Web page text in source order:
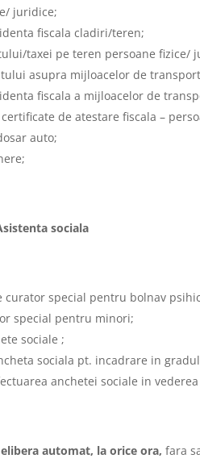
juridice;
fiscala cladiri/teren;
taxei pe teren persoane fizice/
asupra mijloacelor de
fiscala a mijloacelor de
de atestare fiscala –
auto;
sociala
curator special pentru bolnav
special pentru minori;
sociale ;
sociala pt. incadrare in
anchetei sociale in
automat, la orice ora,fara